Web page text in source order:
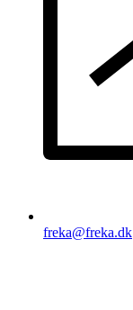
freka@freka.dk